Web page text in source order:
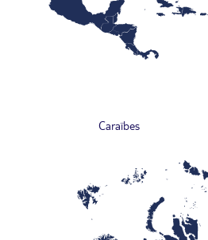
Caraïbes